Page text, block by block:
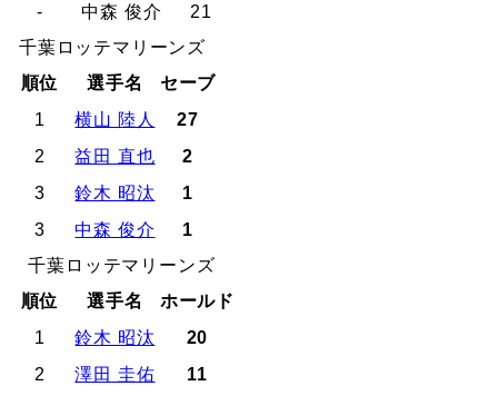
-
中森 俊介
21
千葉ロッテマリーンズ
順位
選手名
セーブ
1
横山 陸人
27
2
益田 直也
2
3
鈴木 昭汰
1
3
中森 俊介
1
千葉ロッテマリーンズ
順位
選手名
ホールド
1
鈴木 昭汰
20
2
澤田 圭佑
11